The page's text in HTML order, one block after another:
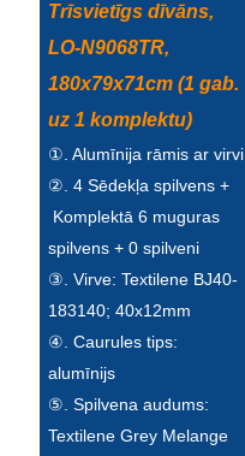
Trīsvietīgs dīvāns,
LO-N9068TR,
180x79x71cm (1 gab.
uz 1 komplektu)
①. Alumīnija rāmis ar virvi
②. 4 Sēdekļa spilvens +
Komplektā 6 muguras
spilvens + 0 spilveni
③. Virve: Textilene BJ40-
183140; 40x12mm
④. Caurules tips:
alumīnijs
⑤. Spilvena audums:
Textilene Grey Melange